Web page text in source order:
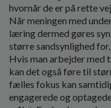
hvornår de er på rette vej.
Når meningen med
læring dermed gøres
større sandsynlighed
Hvis man arbejder med
kan det også føre til
fælles fokus kan
engagerede og